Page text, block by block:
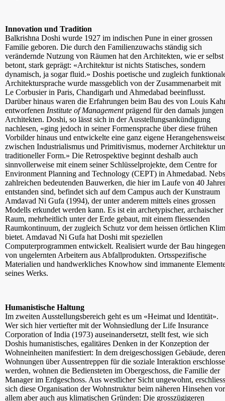
Innovation und Tradition
Balkrishna Doshi wurde 1927 im indischen Pune in einer grossen
Familie geboren. Die durch den Familienzuwachs ständig sich
verändernde Nutzung von Räumen hat den Architekten, wie er selbst
betont, stark geprägt: «Architektur ist nichts Statisches, sondern
dynamisch, ja sogar fluid.» Doshis poetische und zugleich
Architektursprache wurde massgeblich von der Zusammenarbeit mit
Le Corbusier in Paris, Chandigarh und Ahmedabad beeinflusst.
Darüber hinaus waren die Erfahrungen beim Bau des von Louis
entworfenen Institute of Managementprägend für den damals jungen
Architekten. Doshi, so lässt sich in der Ausstellungsankündigung
nachlesen, «ging jedoch in seiner Formensprache über diese frühen
Vorbilder hinaus und entwickelte eine ganz eigene
zwischen Industrialismus und Primitivismus, moderner Architektur
traditioneller Form.» Die Retrospektive beginnt deshalb auch
sinnvollerweise mit einem seiner Schlüsselprojekte, dem Centre for
Environment Planning and Technology (CEPT) in Ahmedabad.
zahlreichen bedeutenden Bauwerken, die hier im Laufe von 40
entstanden sind, befindet sich auf dem Campus auch der Kunstraum
Amdavad Ni Gufa (1994), der unter anderem mittels eines grossen
Modells erkundet werden kann. Es ist ein archetypischer, archaischer
Raum, mehrheitlich unter der Erde gebaut, mit einem fliessenden
Raumkontinuum, der zugleich Schutz vor dem heissen örtlichen
bietet. Amdavad Ni Gufa hat Doshi mit speziellen
Computerprogrammen entwickelt. Realisiert wurde der Bau hingegen
von ungelernten Arbeitern aus Abfallprodukten. Ortsspezifische
Materialien und handwerkliches Knowhow sind immanente
seines Werks.
Humanistische Haltung
Im zweiten Ausstellungsbereich geht es um «Heimat und Identität».
Wer sich hier vertiefter mit der Wohnsiedlung der Life Insurance
Corporation of India (1973) auseinandersetzt, stellt fest, wie sich
Doshis humanistisches, egalitäres Denken in der Konzeption der
Wohneinheiten manifestiert: In dem dreigeschossigen Gebäude, deren
Wohnungen über Aussentreppen für die soziale Interaktion
werden, wohnen die Bediensteten im Obergeschoss, die Familie der
Manager im Erdgeschoss. Aus westlicher Sicht ungewohnt,
sich diese Organisation der Wohnstruktur beim näheren Hinsehen vor
allem aber auch aus klimatischen Gründen: Die grosszügigeren